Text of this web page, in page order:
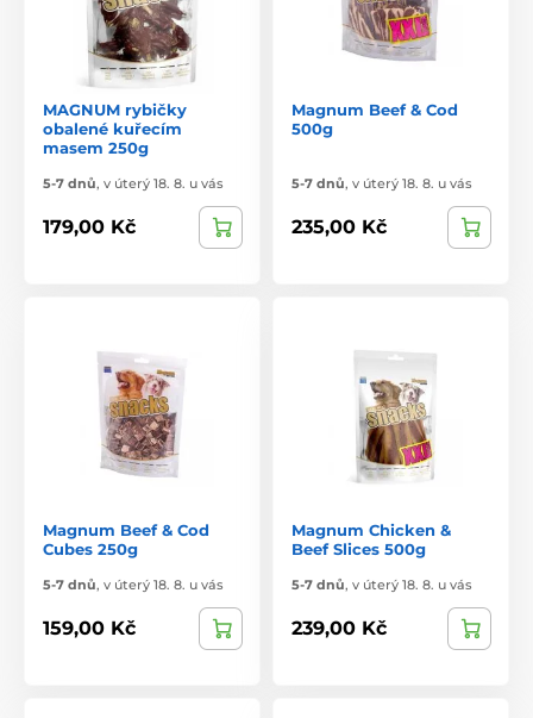
MAGNUM rybičky
obalené kuřecím
masem 250g
5-7 dnů, v úterý 18. 8. u vás
179,00 Kč
Magnum Beef & Cod
500g
5-7 dnů, v úterý 18. 8. u vás
235,00 Kč
Magnum Beef & Cod
Cubes 250g
5-7 dnů, v úterý 18. 8. u vás
159,00 Kč
Magnum Chicken &
Beef Slices 500g
5-7 dnů, v úterý 18. 8. u vás
239,00 Kč